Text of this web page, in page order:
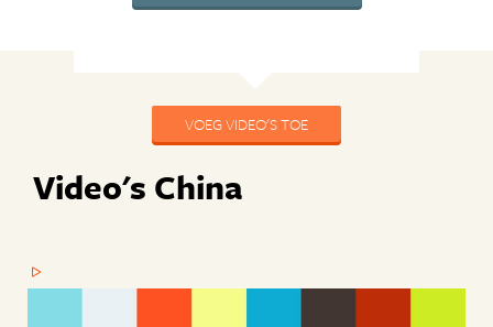
VOEG VIDEO'S TOE
Video's China